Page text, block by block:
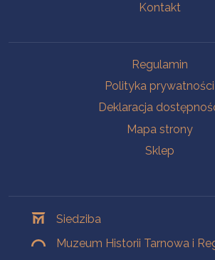
Kontakt
Regulamin
Polityka prywatności
Deklaracja
Mapa strony
Sklep
Siedziba
Muzeum Historii Tarnowa i